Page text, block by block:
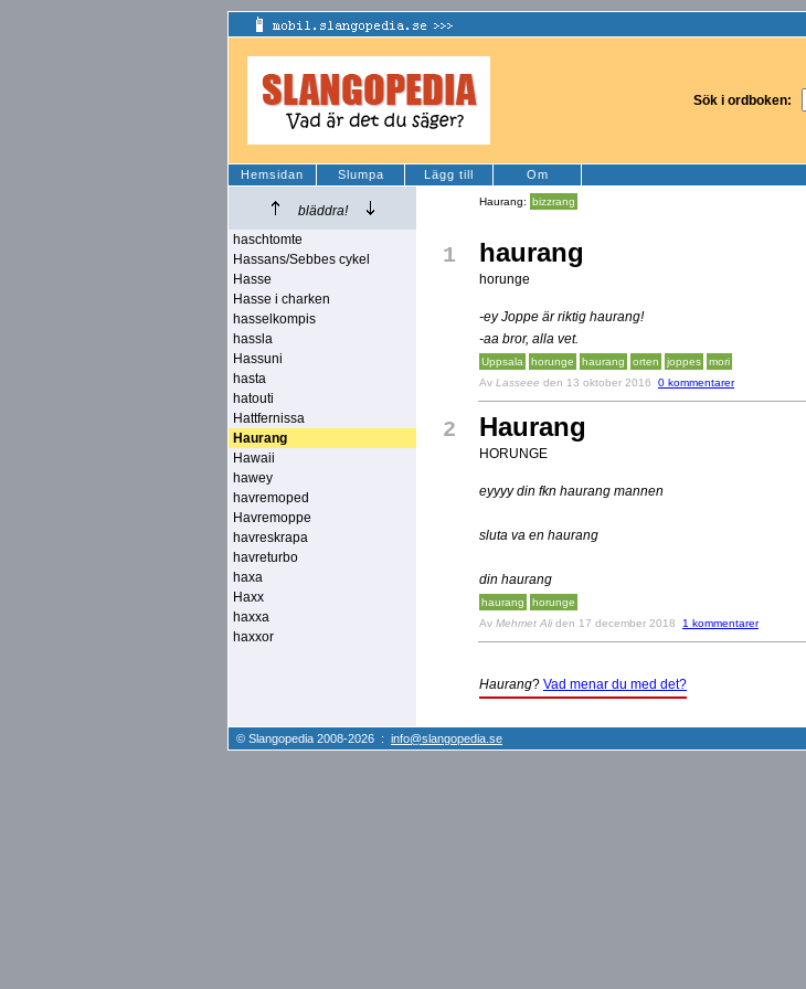
Sök i ordboken:
Hemsidan Slumpa Lägg till Om
bläddra!
haschtomte
Hassans/Sebbes cykel
Hasse
Hasse i charken
hasselkompis
hassla
Hassuni
hasta
hatouti
Hattfernissa
Haurang
Hawaii
hawey
havremoped
Havremoppe
havreskrapa
havreturbo
haxa
Haxx
haxxa
haxxor
Haurang: bizzrang
1 haurang
horunge
-ey Joppe är riktig haurang!
-aa bror, alla vet.
Uppsala horunge haurang orten joppes
mori
Av Lasseee den 13 oktober 2016 0 kommentarer
2 Haurang
HORUNGE
eyyyy din fkn haurang mannen
sluta va en haurang
din haurang
haurang
horunge
Av Mehmet Ali den 17 december 2018 1 kommentarer
Haurang? Vad menar du med det?
© Slangopedia 2008-2026 : info@slangopedia.se